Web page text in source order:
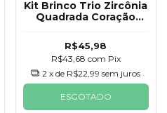
Kit Brinco Trio Zircônia
Quadrada Coração
R$45,98
R$43,68 com Pix
2 x de R$22,99 sem juros
ESGOTADO